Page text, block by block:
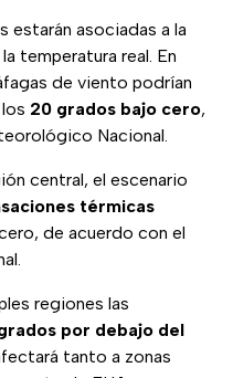
estarán asociadas a la
temperatura real. En
de viento podrían
20 grados bajo cero,
Nacional.
central, el escenario
térmicas
de acuerdo con el
regiones las
por debajo del
tanto a zonas